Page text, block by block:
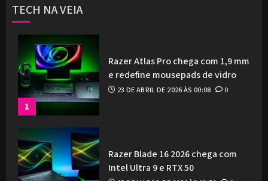
TECH NA VEIA
1
Razer Atlas Pro chega com 1,9 mm
e redefine mousepads de vidro
23 DE ABRIL DE 2026 ÀS 00:08 0
Razer Blade 16 2026 chega com
Intel Ultra 9 e RTX 50